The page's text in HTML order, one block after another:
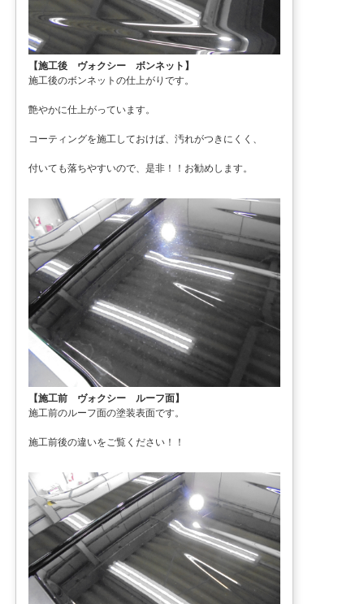
【施工後 ヴォクシー ボンネット】
施工後のボンネットの仕上がりです。
艶やかに仕上がっています。
コーティングを施工しておけば、汚れがつきにくく、
付いても落ちやすいので、是非！！お勧めします。
【施工前 ヴォクシー ルーフ面】
施工前のルーフ面の塗装表面です。
施工前後の違いをご覧ください！！